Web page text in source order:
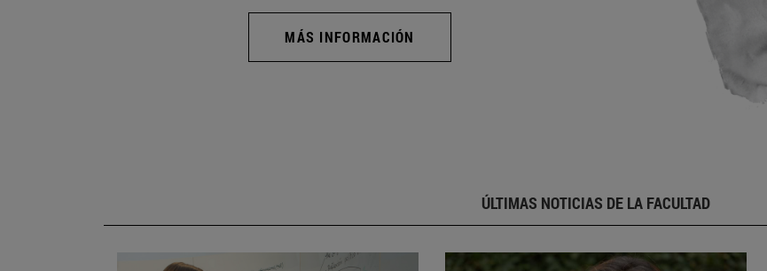
MÁS INFORMACIÓN
ÚLTIMAS NOTICIAS DE LA FACULTAD